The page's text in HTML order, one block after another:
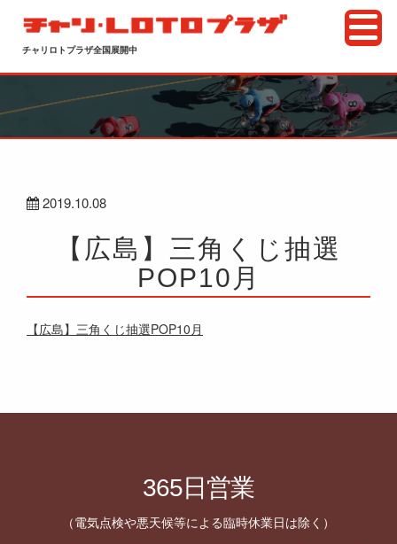
チャリロトプラザ全国展開中
2019.10.08
【広島】三角くじ抽選
POP10月
【広島】三角くじ抽選POP10月
365日営業
（電気点検や悪天候等による臨時休業日は除く）